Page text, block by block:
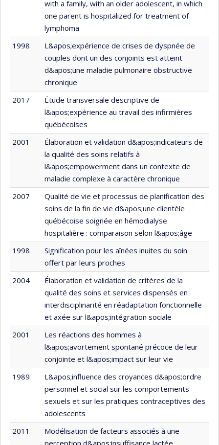
with a family, with an older adolescent, in which
one parent is hospitalized for treatment of
lymphoma
1998
L&apos;expérience de crises de dyspnée de
couples dont un des conjoints est atteint
d&apos;une maladie pulmonaire obstructive
chronique
2017
Étude transversale descriptive de
l&apos;expérience au travail des infirmières
québécoises
2001
Élaboration et validation d&apos;indicateurs de
la qualité des soins relatifs à
l&apos;empowerment dans un contexte de
maladie complexe à caractère chronique
2007
Qualité de vie et processus de planification des
soins de la fin de vie d&apos;une clientèle
québécoise soignée en hémodialyse
hospitalière : comparaison selon l&apos;âge
1998
Signification pour les aînées inuites du soin
offert par leurs proches
2004
Élaboration et validation de critères de la
qualité des soins et services dispensés en
interdisciplinarité en réadaptation fonctionnelle
et axée sur l&apos;intégration sociale
2001
Les réactions des hommes à
l&apos;avortement spontané précoce de leur
conjointe et l&apos;impact sur leur vie
1989
L&apos;influence des croyances d&apos;ordre
personnel et social sur les comportements
sexuels et sur les pratiques contraceptives des
adolescents
2011
Modélisation de facteurs associés à une
perception d&apos;insuffisance lactée